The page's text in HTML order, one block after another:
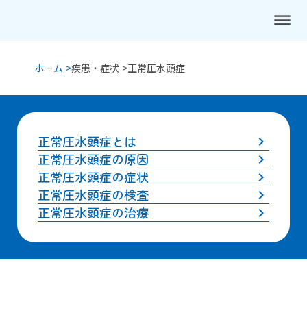
dehaze
ホーム >疾患・症状 >正常圧水頭症
正常圧水頭症とは keyboard_arrow_right
正常圧水頭症の原因 keyboard_arrow_right
正常圧水頭症の症状 keyboard_arrow_right
正常圧水頭症の検査 keyboard_arrow_right
正常圧水頭症の治療 keyboard_arrow_right